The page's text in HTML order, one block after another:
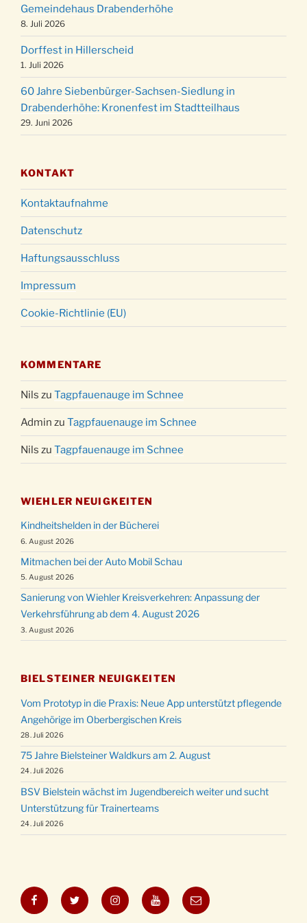
24.12.
Weihnachtsgottesdienst in der Kirche um
18:00 Uhr
24.12.
Christmette mit der ev. Jugend in der Kirche
um 23:00 Uhr
31.12.
Gottesdienst zu Silvester in der Kirche um
18:00 Uhr
Gemeindehaus Drabenderhöhe
8. Juli 2026
Dorffest in Hillerscheid
1. Juli 2026
60 Jahre Siebenbürger-Sachsen-Siedlung in
Drabenderhöhe: Kronenfest im Stadtteilhaus
29. Juni 2026
KONTAKT
Kontaktaufnahme
Datenschutz
Haftungsausschluss
Impressum
Cookie-Richtlinie (EU)
KOMMENTARE
Nils zu Tagpfauenauge im Schnee
Admin zu Tagpfauenauge im Schnee
Nils zu Tagpfauenauge im Schnee
WIEHLER NEUIGKEITEN
Kindheitshelden in der Bücherei
6. August 2026
Mitmachen bei der Auto Mobil Schau
5. August 2026
Sanierung von Wiehler Kreisverkehren: Anpassung der
Verkehrsführung ab dem 4. August 2026
3. August 2026
BIELSTEINER NEUIGKEITEN
Vom Prototyp in die Praxis: Neue App unterstützt pflegende
Angehörige im Oberbergischen Kreis
28. Juli 2026
75 Jahre Bielsteiner Waldkurs am 2. August
24. Juli 2026
BSV Bielstein wächst im Jugendbereich weiter und sucht
Unterstützung für Trainerteams
24. Juli 2026
FacebookTwitter InstagramYouTubeE-
Mail